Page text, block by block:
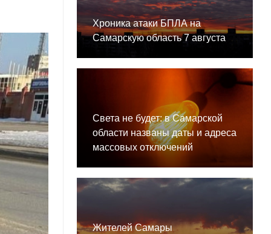
Хроника атаки БПЛА на
Самарскую область 7 августа
Света не будет: в Самарской
области названы даты и адреса
массовых отключений
Жителей Самары